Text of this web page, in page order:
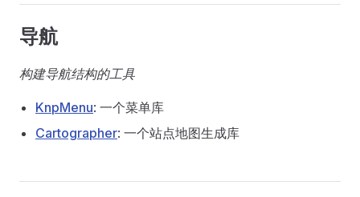
导航
构建导航结构的工具
KnpMenu: 一个菜单库
Cartographer: 一个站点地图生成库